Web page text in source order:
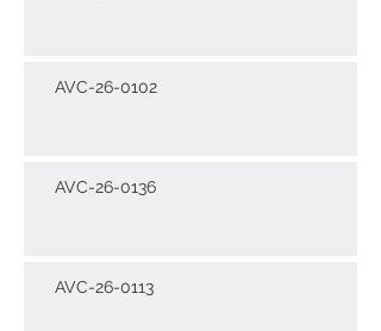
AVC-26-0102
AVC-26-0136
AVC-26-0113